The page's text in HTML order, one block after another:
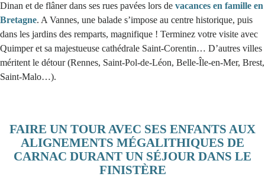
Dinan et de flâner dans ses rues pavées lors de vacances en famille en
Bretagne. A Vannes, une balade s’impose au centre historique, puis
dans les jardins des remparts, magnifique ! Terminez votre visite avec
Quimper et sa majestueuse cathédrale Saint-Corentin… D’autres villes
méritent le détour (Rennes, Saint-Pol-de-Léon, Belle-Île-en-Mer, Brest,
Saint-Malo…).
FAIRE UN TOUR AVEC SES ENFANTS AUX
ALIGNEMENTS MÉGALITHIQUES DE
CARNAC DURANT UN SÉJOUR DANS LE
FINISTÈRE